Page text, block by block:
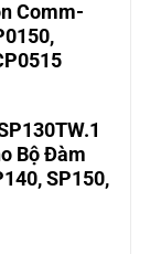
Comm-
Bộ Đàm
SP150,